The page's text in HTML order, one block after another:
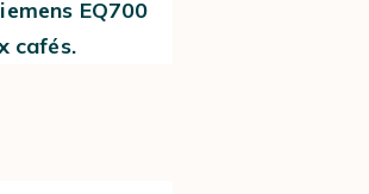
EQ700
cafés.